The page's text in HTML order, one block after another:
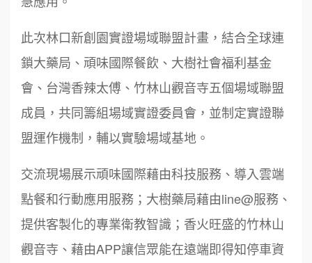
此次林口新創園實證場域聯盟計畫，結合全球連
鎖大藥局、頑味國際餐飲、大樹社會福利基金
會、台灣香辣太傅、竹林山觀音寺五個場域聯盟
成員，共同籌組場域實證委員會，並制定實證聯
盟運作機制，輔以實驗場域基地。
交流現場展示頑味國際藉由科技服務、導入雲端
點餐和行動應用服務；大樹藥局藉由line@服務、
提供客製化的專業衛教智識；香火旺盛的竹林山
觀音寺、藉由APP讓信眾能在遠端即得知停車資